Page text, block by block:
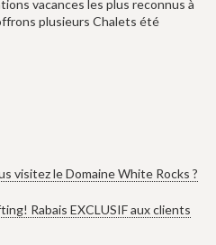
vacances les plus reconnus à
plusieurs Chalets été
visitez le Domaine White Rocks ?
Rabais EXCLUSIF aux clients